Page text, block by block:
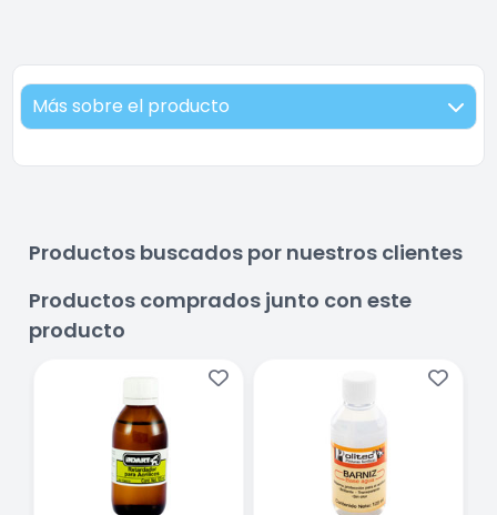
Más sobre el producto
Productos buscados por nuestros clientes
Productos comprados junto con este
producto